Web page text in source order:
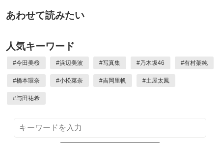
あわせて読みたい
人気キーワード
#今田美桜 #浜辺美波 #写真集 #乃木坂46 #有村架純
#橋本環奈 #小松菜奈 #吉岡里帆 #土屋太鳳
#与田祐希